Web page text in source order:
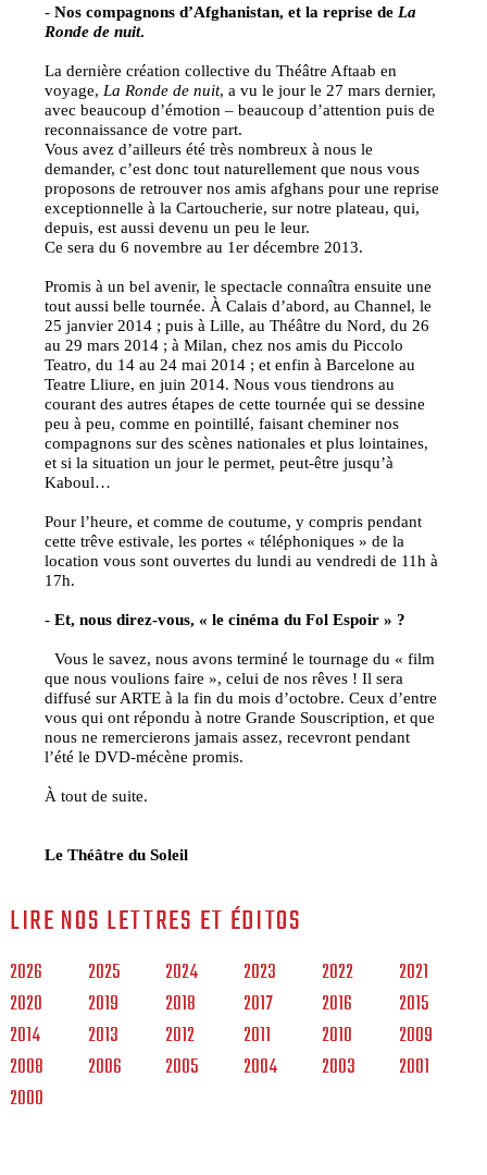
-Nos compagnons d’Afghanistan, et la reprise de La
Ronde de nuit.
La dernière création collective du Théâtre Aftaab en
voyage, La Ronde de nuit, a vu le jour le 27 mars dernier,
avec beaucoup d’émotion – beaucoup d’attention puis de
reconnaissance de votre part.
Vous avez d’ailleurs été très nombreux à nous le
demander, c’est donc tout naturellement que nous vous
proposons de retrouver nos amis afghans pour une reprise
exceptionnelle à la Cartoucherie, sur notre plateau, qui,
depuis, est aussi devenu un peu le leur.
Ce sera du 6 novembre au 1er décembre 2013.
Promis à un bel avenir, le spectacle connaîtra ensuite une
tout aussi belle tournée. À Calais d’abord, au Channel, le
25 janvier 2014 ; puis à Lille, au Théâtre du Nord, du 26
au 29 mars 2014 ; à Milan, chez nos amis du Piccolo
Teatro, du 14 au 24 mai 2014 ; et enfin à Barcelone au
Teatre Lliure, en juin 2014. Nous vous tiendrons au
courant des autres étapes de cette tournée qui se dessine
peu à peu, comme en pointillé, faisant cheminer nos
compagnons sur des scènes nationales et plus lointaines,
et si la situation un jour le permet, peut-être jusqu’à
Kaboul…
Pour l’heure, et comme de coutume, y compris pendant
cette trêve estivale, les portes « téléphoniques » de la
location vous sont ouvertes du lundi au vendredi de 11h à
17h.
-Et, nous direz-vous, « le cinéma du Fol Espoir » ?
Vous le savez, nous avons terminé le tournage du « film
que nous voulions faire », celui de nos rêves ! Il sera
diffusé sur ARTE à la fin du mois d’octobre. Ceux d’entre
vous qui ont répondu à notre Grande Souscription, et que
nous ne remercierons jamais assez, recevront pendant
l’été le DVD-mécène promis.
À tout de suite.
Le Théâtre du Soleil
LIRE NOS LETTRES ET ÉDITOS
2026 2025 2024 2023 2022
2021
2020
2019 2018 2017 2016
2015
2014
2013 2012 2011 2010
2009
2008
2006 2005 2004 2003
2001
2000